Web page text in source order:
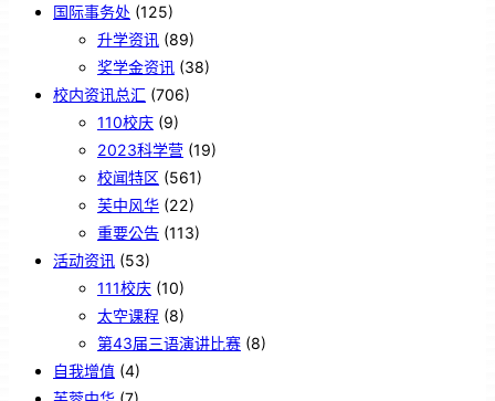
国际事务处 (125)
升学资讯 (89)
奖学金资讯 (38)
校内资讯总汇 (706)
110校庆 (9)
2023科学营 (19)
校闻特区 (561)
芙中风华 (22)
重要公告 (113)
活动资讯 (53)
111校庆 (10)
太空课程 (8)
第43届三语演讲比赛 (8)
自我增值 (4)